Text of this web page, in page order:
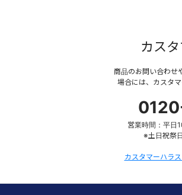
カス
商品のお問い合わせ
場合には、カスタ
営業時間：平
※土日祝祭
カスタマーハラ